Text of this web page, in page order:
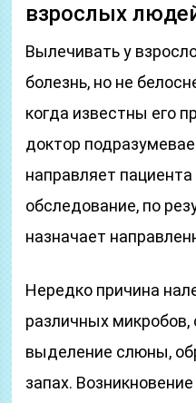
взрослых
Вылечивать у
болезнь, но не
когда известны его
доктор
направляет
обследование, по
назначает
Нередко причина
различных
выделение слюны,
запах.